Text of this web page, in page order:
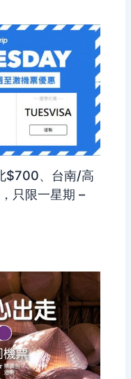
$700、台南/高
只限一星期 –